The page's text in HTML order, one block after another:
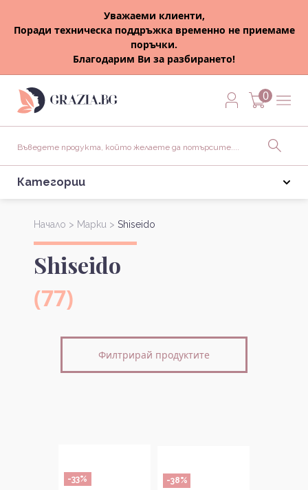
Уважаеми клиенти,
Поради техническа поддръжка временно не приемаме
поръчки.
Благодарим Ви за разбирането!
0
Категории
Начало > Марки > Shiseido
Shiseido
(77)
Филтрирай продуктите
-33% -38%